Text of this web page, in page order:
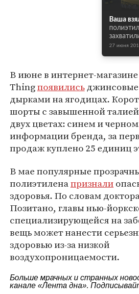
Ваша
27 июня
В июне в интернет-
Thingпоявились
дырками на ягодицах.
шорты с завышенной
двух цветах: синем и
информации бренда, за
продаж куплено 25 единиц
В мае популярные
полиэтиленапризнали
здоровья. По словам
Позитано, главы нью-
специализирующейся на
вещь может нанести
здоровью из-за низкой
воздухопроницаемости.
Больше мрачных и странных
канале «Лента дна».